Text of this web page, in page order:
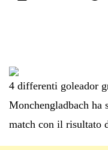
4 differenti goleador
Monchengladbach ha
match con il risultato